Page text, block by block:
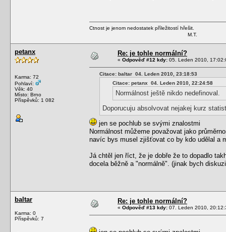
Ctnost je jenom nedostatek příležitostí hřešit.
M.T.
petanx
Karma: 72
Pohlaví:
Věk: 40
Místo: Brno
Příspěvků: 1 082
Re: je tohle normální?
« Odpověď #12 kdy: 05. Leden 2010,
Citace: baltar 04. Leden 2010, 23:18:53
Citace: petanx 04. Leden 2010, 22:24:58
Normálnost ještě nikdo nedefinoval.
Doporucuju absolvovat nejakej kurz
jen se pochlub se svými znalostmi
Normálnost můžeme považovat jako
navíc bys musel zjišťovat co by kdo udělal a
Já chtěl jen říct, že je dobře že to dopadlo
docela běžně a "normálně". (jinak bych
baltar
Karma: 0
Příspěvků: 7
Re: je tohle normální?
« Odpověď #13 kdy: 07. Leden 2010,